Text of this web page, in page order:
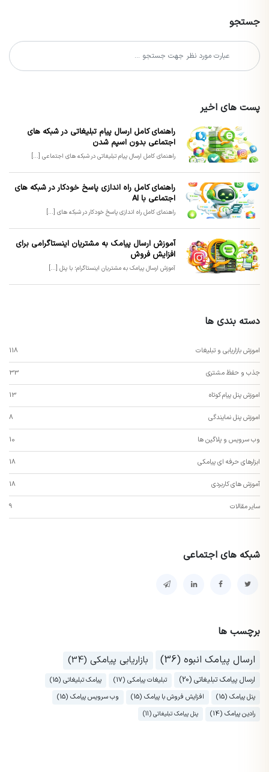
جستجو
پست های اخیر
راهنمای کامل ارسال پیام تبلیغاتی در شبکه های
اجتماعی بدون اسپم شدن
راهنمای کامل ارسال پیام تبلیغاتی در شبکه های اجتماعی [...]
راهنمای کامل راه اندازی پاسخ خودکار در شبکه های
اجتماعی با AI
راهنمای کامل راه اندازی پاسخ خودکار در شبکه های [...]
آموزش ارسال پیامک به مشتریان اینستاگرامی برای
افزایش فروش
آموزش ارسال پیامک به مشتریان اینستاگرام؛ با پنل [...]
دسته بندی ها
اموزش بازاریابی و تبلیغات 118
جذب و حفظ مشتری 33
اموزش پنل پیام کوتاه 13
اموزش پنل نمایندگی 8
وب سرویس و پلاگین ها 10
ابزارهای حرفه ای پیامکی 18
آموزش های کاربردی 18
سایر مقالات 9
شبکه های اجتماعی
برچسب ها
ارسال پیامک انبوه (36)
بازاریابی پیامکی (34)
ارسال پیامک تبلیغاتی (20) تبلیغات پیامکی (17)
پیامک تبلیغاتی (15)
پنل پیامک (15)
افزایش فروش با پیامک (15)
وب سرویس پیامک (15)
رادین پیامک (14)
پنل پیامک تبلیغاتی (11)